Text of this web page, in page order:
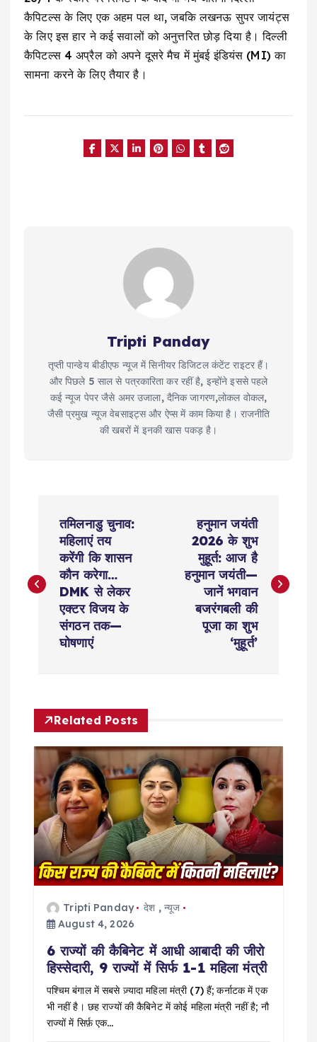
कैपिटल्स के लिए एक अहम पल था, जबकि लखनऊ सुपर जायंट्स
के लिए इस हार ने कई सवालों को अनुत्तरित छोड़ दिया है। दिल्ली
कैपिटल्स 4 अप्रैल को अपने दूसरे मैच में मुंबई इंडियंस (MI) का
सामना करने के लिए तैयार है।
Tripti Panday
तृप्ती पान्डेय बीडीएफ न्यूज में सिनीयर डिजिटल कंटेंट राइटर हैं।
और पिछले 5 साल से पत्रकारिता कर रहीं है, इन्होंने इससे पहले
कई न्यूज पेपर जैसे अमर उजाला, दैनिक जागरण,लोकल वोकल,
जैसी प्रमुख न्यूज वेबसाइट्स और ऐप्स में काम किया है। राजनीति
की खबरों में इनकी खास पकड़ है।
s
v
g
a
t
तमिलनाडु चुनाव:
महिलाएं तय
करेंगी कि शासन
कौन करेगा…
DMK से लेकर
एक्टर विजय के
संगठन तक—
घोषणाएं
हनुमान जयंती
2026 के शुभ
मुहूर्त: आज है
हनुमान जयंती—
जानें भगवान
बजरंगबली की
पूजा का शुभ
‘मुहूर्त’
Related Posts
Tripti Panday देश , न्यूज
August 4, 2026
6 राज्यों की कैबिनेट में आधी आबादी की जीरो
हिस्सेदारी, 9 राज्यों में सिर्फ 1-1 महिला मंत्री
पश्चिम बंगाल में सबसे ज़्यादा महिला मंत्री (7) हैं; कर्नाटक में एक
भी नहीं है। छह राज्यों की कैबिनेट में कोई महिला मंत्री नहीं है; नौ
राज्यों में सिर्फ़ एक…